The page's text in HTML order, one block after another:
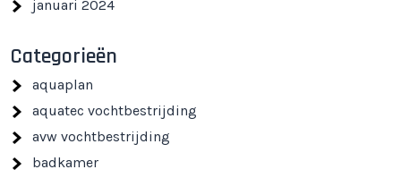
januari 2024
Categorieën
aquaplan
aquatec vochtbestrijding
avw vochtbestrijding
badkamer